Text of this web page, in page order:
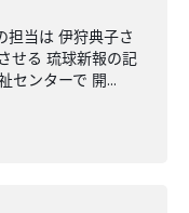
当は 伊狩典子さ
せる 琉球新報の記
センターで 開...